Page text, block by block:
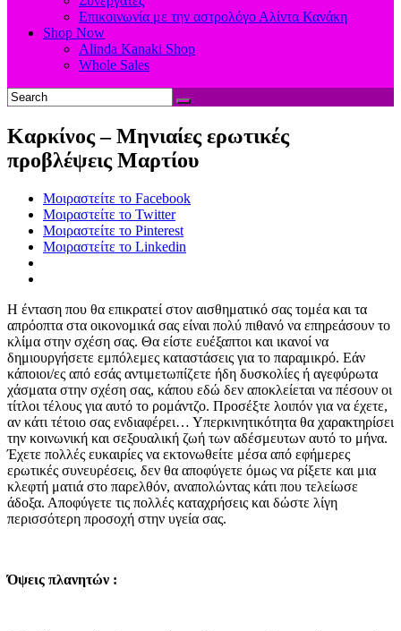
Επικοινωνία με την αστρολόγο Αλίντα Κανάκη
Shop Now
Alinda Kanaki Shop
Whole Sales
Καρκίνος – Μηνιαίες ερωτικές
προβλέψεις Μαρτίου
Μοιραστείτε το Facebook
Μοιραστείτε το Twitter
Μοιραστείτε το Pinterest
Μοιραστείτε το Linkedin
Η ένταση που θα επικρατεί στον αισθηματικό σας τομέα και τα
απρόοπτα στα οικονομικά σας είναι πολύ πιθανό να επηρεάσουν το
κλίμα στην σχέση σας. Θα είστε ευέξαπτοι και ικανοί να
δημιουργήσετε εμπόλεμες καταστάσεις για το παραμικρό. Εάν
κάποιοι/ες από εσάς αντιμετωπίζετε ήδη δυσκολίες ή αγεφύρωτα
χάσματα στην σχέση σας, κάπου εδώ δεν αποκλείεται να πέσουν οι
τίτλοι τέλους για αυτό το ρομάντζο. Προσέξτε λοιπόν για να έχετε,
αν κάτι τέτοιο σας ενδιαφέρει… Υπερκινητικότητα θα χαρακτηρίσει
την κοινωνική και σεξουαλική ζωή των αδέσμευτων αυτό το μήνα.
Έχετε πολλές ευκαιρίες να εκτονωθείτε μέσα από εφήμερες
ερωτικές συνευρέσεις, δεν θα αποφύγετε όμως να ρίξετε και μια
κλεφτή ματιά στο παρελθόν, αναπολώντας κάτι που τελείωσε
άδοξα. Αποφύγετε τις πολλές καταχρήσεις και δώστε λίγη
περισσότερη προσοχή στην υγεία σας.
Όψεις πλανητών :